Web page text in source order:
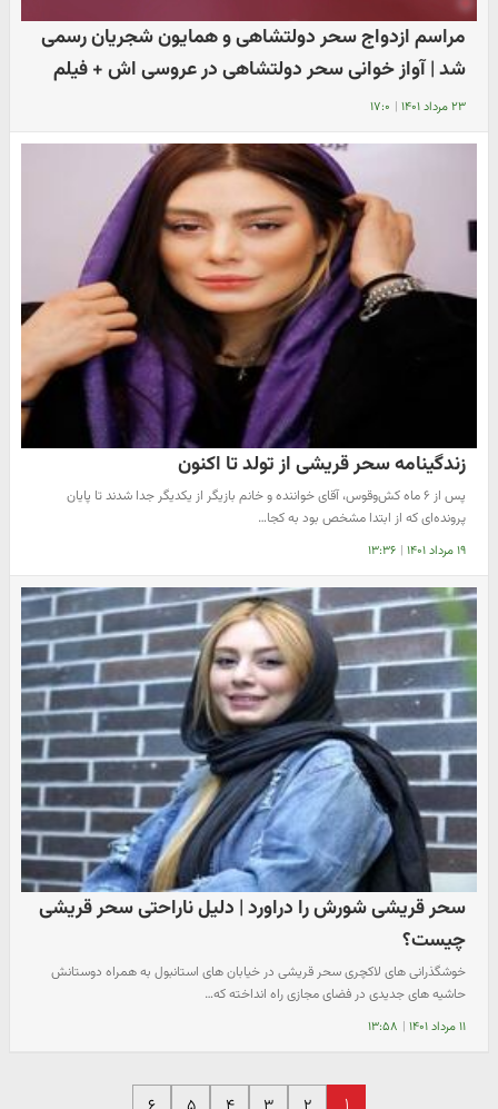
مراسم ازدواج سحر دولتشاهی و همایون شجریان رسمی
شد | آواز خوانی سحر دولتشاهی در عروسی اش + فیلم
۲۳ مرداد ۱۴۰۱ | ۱۷:۰
زندگینامه سحر قریشی از تولد تا اکنون
پس از ۶ ماه کش‌وقوس، آقای خواننده و خانم بازیگر از یکدیگر جدا شدند تا پایان
پرونده‌ای که از ابتدا مشخص بود به کجا…
۱۹ مرداد ۱۴۰۱ | ۱۳:۳۶
سحر قریشی شورش را دراورد | دلیل ناراحتی سحر قریشی
چیست؟
خوشگذرانی های لاکچری سحر قریشی در خیابان های استانبول به همراه دوستانش
حاشیه های جدیدی در فضای مجازی راه انداخته که…
۱۱ مرداد ۱۴۰۱ | ۱۳:۵۸